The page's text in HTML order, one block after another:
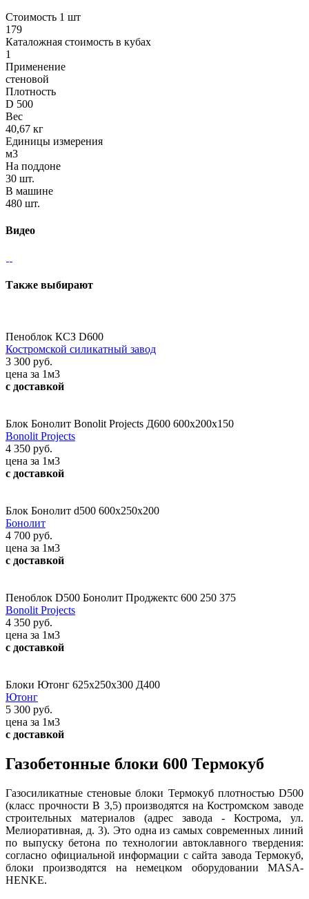
Стоимость 1 шт
179
Каталожная стоимость в кубах
1
Применение
стеновой
Плотность
D 500
Вес
40,67 кг
Единицы измерения
м3
На поддоне
30 шт.
В машине
480 шт.
Видео
Также выбирают
Пеноблок КСЗ D600
Костромской силикатный завод
3 300 руб.
цена за 1м3
с доставкой
Блок Бонолит Bonolit Projects Д600 600х200х150
Bonolit Projects
4 350 руб.
цена за 1м3
с доставкой
Блок Бонолит d500 600х250х200
Бонолит
4 700 руб.
цена за 1м3
с доставкой
Пеноблок D500 Бонолит Проджектс 600 250 375
Bonolit Projects
4 350 руб.
цена за 1м3
с доставкой
Блоки Ютонг 625х250х300 Д400
Ютонг
5 300 руб.
цена за 1м3
с доставкой
Газобетонные блоки 600 Термокуб
Газосиликатные стеновые блоки Термокуб плотностью D500
(класс прочности В 3,5) производятся на Костромском заводе
строительных материалов (адрес завода - Кострома, ул.
Мелиоративная, д. 3). Это одна из самых современных линий
по выпуску бетона по технологии автоклавного твердения:
согласно официальной информации с сайта завода Термокуб,
блоки производятся на немецком оборудовании MASA-
HENKE.